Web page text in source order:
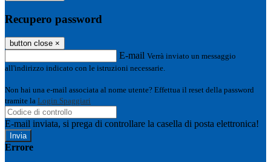
Recupero password
button close ×
E-mail Verrà inviato un messaggio
all'indirizzo indicato con le istruzioni necessarie.
Non hai una e-mail associata al nome utente? Effettua il reset della password
tramite la Login Spaggiari
E-mail inviata, si prega di controllare la casella di posta elettronica!
Errore